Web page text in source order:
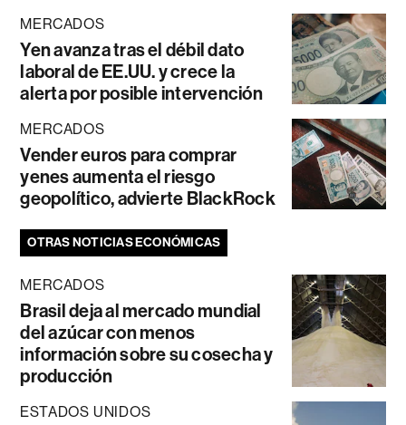
MERCADOS
Yen avanza tras el débil dato
laboral de EE.UU. y crece la
alerta por posible intervención
MERCADOS
Vender euros para comprar
yenes aumenta el riesgo
geopolítico, advierte BlackRock
OTRAS NOTICIAS ECONÓMICAS
MERCADOS
Brasil deja al mercado mundial
del azúcar con menos
información sobre su cosecha y
producción
ESTADOS UNIDOS